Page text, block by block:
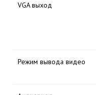
VGA выход
Режим вывода видео